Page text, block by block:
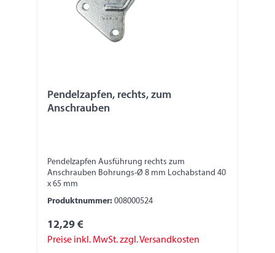
Pendelzapfen, rechts, zum
Anschrauben
Pendelzapfen Ausführung rechts zum
Anschrauben Bohrungs-Ø 8 mm Lochabstand 40
x 65 mm
Produktnummer: 008000524
12,29 €
Preise inkl. MwSt. zzgl. Versandkosten